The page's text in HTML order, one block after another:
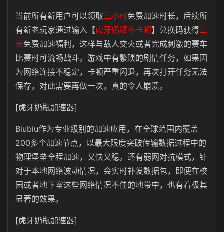
当前所有新用户可以领取三小时免费加速时长，后续所
有新老玩家通过输入【虎牙奶瓶不卡顿】兑换码获得三
天免费加速福利，这样与敌人交火或者完成刺激的赛车
比赛时可流畅战斗。游戏中有繁琐的剧情任务，如果因
为网络连接不稳定，卡顿严重闪退，再次打开任务无法
保存，对此需要再做一次，真的令人崩溃。
[虎牙奶瓶加速器]
Biubiu作为专业级别的加速应用，在全球范围内覆盖
200多个加速节点，以最大限度突破传输数据过程中的
物理堡垒全程加速，又快又稳。还有弱网对抗模式，针
对于本地网络波动情况，会实时补发数据包，即便在校
园或者地下室这些网络情况不佳的地带中，也有着极其
显著的效果。
[虎牙奶瓶加速器]